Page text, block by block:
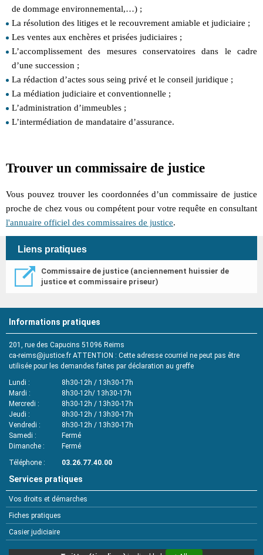
de dommage environnemental,…) ;
La résolution des litiges et le recouvrement amiable et judiciaire ;
Les ventes aux enchères et prisées judiciaires ;
L’accomplissement des mesures conservatoires dans le cadre
d’une succession ;
La rédaction d’actes sous seing privé et le conseil juridique ;
La médiation judiciaire et conventionnelle ;
L’administration d’immeubles ;
L’intermédiation de mandataire d’assurance.
Trouver un commissaire de justice
Vous pouvez trouver les coordonnées d’un commissaire de justice
proche de chez vous ou compétent pour votre requête en consultant
l'annuaire officiel des commissaires de justice.
Liens pratiques
Commissaire de justice (anciennement huissier de
justice et commissaire priseur)
Informations pratiques
201, rue des Capucins 51096 Reims
ca-reims@justice.fr ATTENTION : Cette adresse courriel ne peut pas être
utilisée pour les demandes faites par déclaration au greffe
Lundi
8h30-12h / 13h30-17h
Mardi
8h30-12h/ 13h30-17h
Mercredi
8h30-12h / 13h30-17h
Jeudi
8h30-12h / 13h30-17h
Vendredi
8h30-12h / 13h30-17h
Samedi
Fermé
Dimanche
Fermé
Téléphone
03.26.77.40.00
Services pratiques
Vos droits et démarches
Fiches pratiques
Casier judiciaire